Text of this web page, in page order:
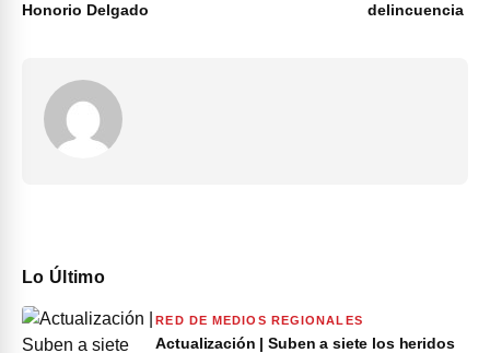
Honorio Delgado
delincuencia
Lo Último
RED DE MEDIOS REGIONALES
Actualización | Suben a siete los heridos